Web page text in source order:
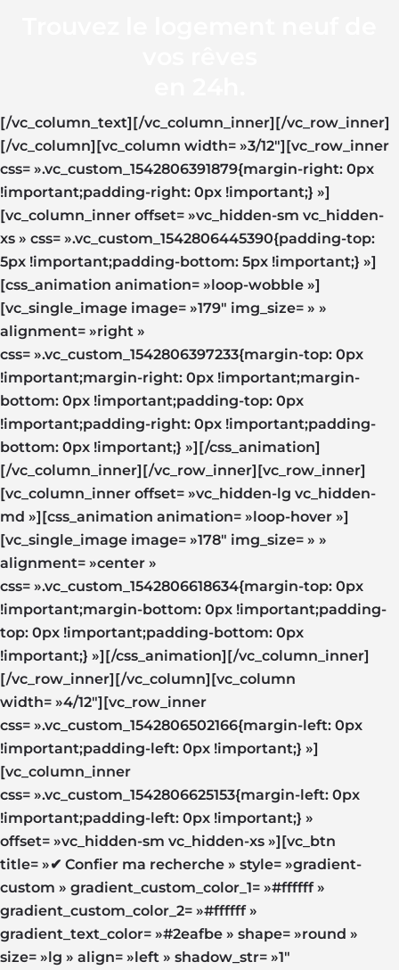
[/vc_column_text][/vc_column_inner][/vc_row_inner]
[/vc_column][vc_column width= »3/12″][vc_row_inner
css= ».vc_custom_1542806391879{margin-right: 0px
!important;padding-right: 0px !important;} »]
[vc_column_inner offset= »vc_hidden-sm vc_hidden-
xs » css= ».vc_custom_1542806445390{padding-top:
5px !important;padding-bottom: 5px !important;} »]
[css_animation animation= »loop-wobble »]
[vc_single_image image= »179″ img_size= » »
alignment= »right »
css= ».vc_custom_1542806397233{margin-top: 0px
!important;margin-right: 0px !important;margin-
bottom: 0px !important;padding-top: 0px
!important;padding-right: 0px !important;padding-
bottom: 0px !important;} »][/css_animation]
[/vc_column_inner][/vc_row_inner][vc_row_inner]
[vc_column_inner offset= »vc_hidden-lg vc_hidden-
md »][css_animation animation= »loop-hover »]
[vc_single_image image= »178″ img_size= » »
alignment= »center »
css= ».vc_custom_1542806618634{margin-top: 0px
!important;margin-bottom: 0px !important;padding-
top: 0px !important;padding-bottom: 0px
!important;} »][/css_animation][/vc_column_inner]
[/vc_row_inner][/vc_column][vc_column
width= »4/12″][vc_row_inner
css= ».vc_custom_1542806502166{margin-left: 0px
!important;padding-left: 0px !important;} »]
[vc_column_inner
css= ».vc_custom_1542806625153{margin-left: 0px
!important;padding-left: 0px !important;} »
offset= »vc_hidden-sm vc_hidden-xs »][vc_btn
title= »✔ Confier ma recherche » style= »gradient-
custom » gradient_custom_color_1= »#ffffff »
gradient_custom_color_2= »#ffffff »
gradient_text_color= »#2eafbe » shape= »round »
size= »lg » align= »left » shadow_str= »1″